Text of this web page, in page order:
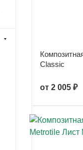
Classic
от 2 005 ₽